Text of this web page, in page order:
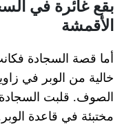
بقع غائرة في
الأقمشة
أما قصة السجادة
خالية من الوبر في
الصوف. قلبت
مختبئة في قاعدة